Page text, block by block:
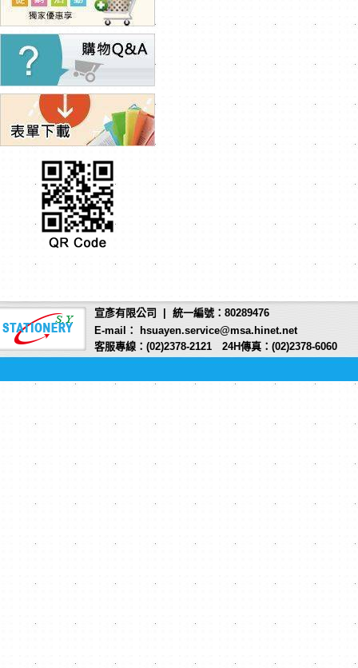
宣彥有限公司 | 統一編號：80289476
E-mail： hsuayen.service@msa.hinet.net
客服專線：(02)2378-2121 24H傳真：(02)2378-6060